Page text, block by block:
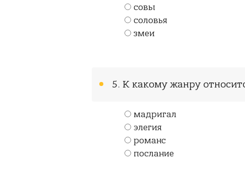
совы
соловья
змеи
5. К какому жанру
мадригал
элегия
романс
послание